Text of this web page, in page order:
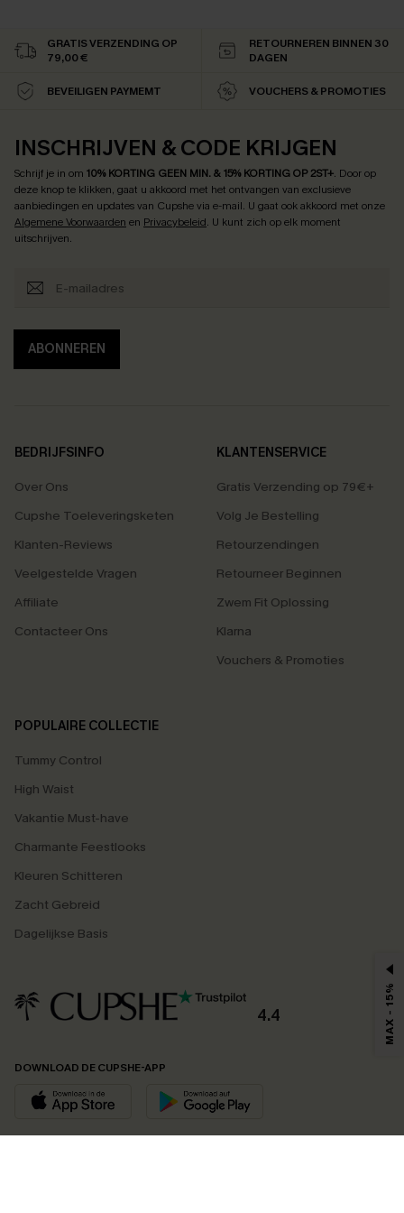
GRATIS VERZENDING OP
79,00 €
RETOURNEREN BINNEN 30
DAGEN
BEVEILIGEN PAYMEMT VOUCHERS & PROMOTIES
INSCHRIJVEN & CODE KRIJGEN
Schrijf je in om 10% KORTING GEEN MIN. & 15% KORTING OP 2ST+. Door op
deze knop te klikken, gaat u akkoord met het ontvangen van exclusieve
aanbiedingen en updates van Cupshe via e-mail. U gaat ook akkoord met onze
Algemene Voorwaarden en Privacybeleid. U kunt zich op elk moment
uitschrijven.
ABONNEREN
BEDRIJFSINFO
Over Ons
Cupshe Toeleveringsketen
Klanten-Reviews
Veelgestelde Vragen
Affiliate
Contacteer Ons
KLANTENSERVICE
Gratis Verzending op 79€+
Volg Je Bestelling
Retourzendingen
Retourneer Beginnen
Zwem Fit Oplossing
Klarna
Vouchers & Promoties
POPULAIRE COLLECTIE
Tummy Control
High Waist
Vakantie Must-have
Charmante Feestlooks
Kleuren Schitteren
Zacht Gebreid
Dagelijkse Basis
4.4
DOWNLOAD DE CUPSHE-APP
MAX - 15%